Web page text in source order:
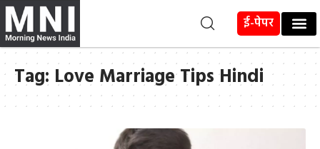
ई-पेपर
Tag: Love Marriage Tips Hindi